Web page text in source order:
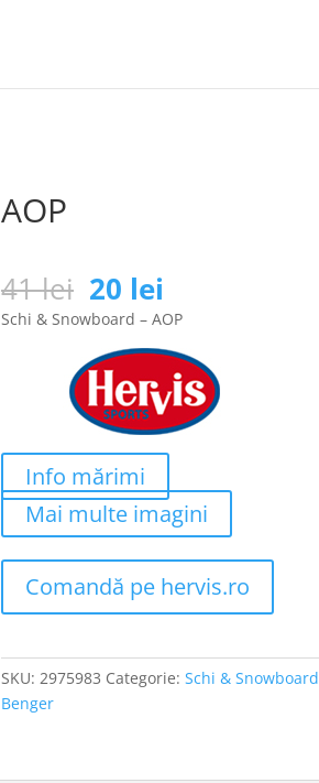
AOP
41lei Prețul
inițial
a
fost:
41 lei.
20 lei
curent
este:
20 lei.
Schi & Snowboard – AOP
Info mărimi
Mai multe imagini
Comandă pe hervis.ro
SKU:2975983 Categorie:Schi & Snowboard
Benger